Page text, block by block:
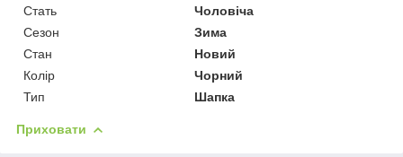
Стать
Чоловіча
Сезон
Зима
Стан
Новий
Колір
Чорний
Тип
Шапка
Приховати